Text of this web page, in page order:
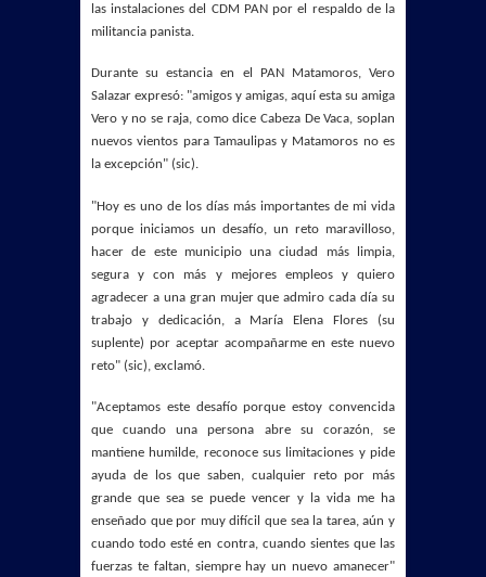
las instalaciones del CDM PAN por el respaldo de la
militancia panista.
Durante su estancia en el PAN Matamoros, Vero
Salazar expresó: "amigos y amigas, aquí esta su amiga
Vero y no se raja, como dice Cabeza De Vaca, soplan
nuevos vientos para Tamaulipas y Matamoros no es
la excepción" (sic).
"Hoy es uno de los días más importantes de mi vida
porque iniciamos un desafío, un reto maravilloso,
hacer de este municipio una ciudad más limpia,
segura y con más y mejores empleos y quiero
agradecer a una gran mujer que admiro cada día su
trabajo y dedicación, a María Elena Flores (su
suplente) por aceptar acompañarme en este nuevo
reto" (sic), exclamó.
"Aceptamos este desafío porque estoy convencida
que cuando una persona abre su corazón, se
mantiene humilde, reconoce sus limitaciones y pide
ayuda de los que saben, cualquier reto por más
grande que sea se puede vencer y la vida me ha
enseñado que por muy difícil que sea la tarea, aún y
cuando todo esté en contra, cuando sientes que las
fuerzas te faltan, siempre hay un nuevo amanecer"